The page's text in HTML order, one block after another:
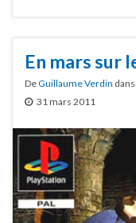
En mars sur
DeGuillaume Verdin
31 mars 2011